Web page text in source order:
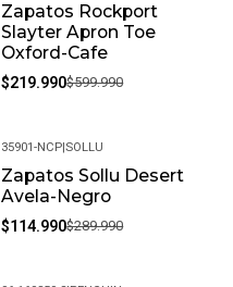
-63%
Zapatos Rockport
Slayter Apron Toe
Oxford-Cafe
$219.990$599.990
-60%
35901-NCP |SOLLU
Zapatos Sollu Desert
Avela-Negro
$114.990$289.990